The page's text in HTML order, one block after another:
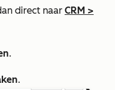
direct naar CRM >
.
.